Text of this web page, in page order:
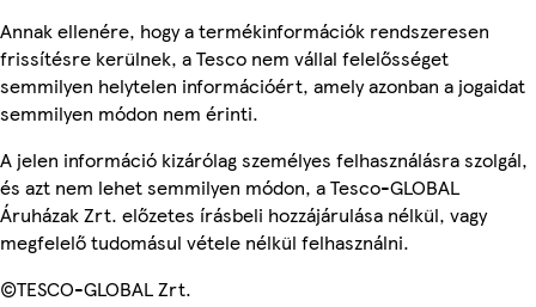
Annak ellenére, hogy a termékinformációk rendszeresen
frissítésre kerülnek, a Tesco nem vállal felelősséget
semmilyen helytelen információért, amely azonban a jogaidat
semmilyen módon nem érinti.
A jelen információ kizárólag személyes felhasználásra szolgál,
és azt nem lehet semmilyen módon, a Tesco-GLOBAL
Áruházak Zrt. előzetes írásbeli hozzájárulása nélkül, vagy
megfelelő tudomásul vétele nélkül felhasználni.
©TESCO-GLOBAL Zrt.